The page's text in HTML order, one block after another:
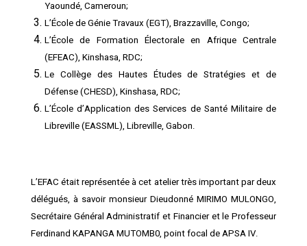
Yaoundé, Cameroun;
L’École de Génie Travaux (EGT), Brazzaville, Congo;
L’École de Formation Électorale en Afrique Centrale
(EFEAC), Kinshasa, RDC;
Le Collège des Hautes Études de Stratégies et de
Défense (CHESD), Kinshasa, RDC;
L’École d’Application des Services de Santé Militaire de
Libreville (EASSML), Libreville, Gabon.
L’EFAC était représentée à cet atelier très important par deux
délégués, à savoir monsieur Dieudonné MIRIMO MULONGO,
Secrétaire Général Administratif et Financier et le Professeur
Ferdinand KAPANGA MUTOMB0, point focal de APSA IV.